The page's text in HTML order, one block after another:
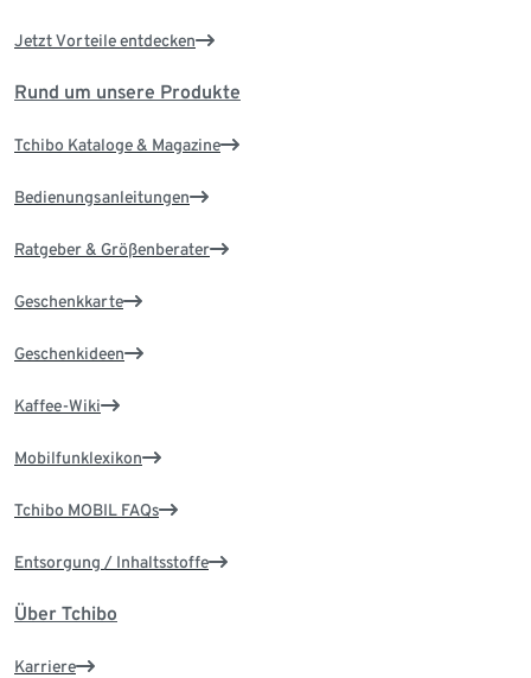
Jetzt Vorteile entdecken
Rund um unsere Produkte
Tchibo Kataloge & Magazine
Bedienungsanleitungen
Ratgeber & Größenberater
Geschenkkarte
Geschenkideen
Kaffee-Wiki
Mobilfunklexikon
Tchibo MOBIL FAQs
Entsorgung / Inhaltsstoffe
Über Tchibo
Karriere